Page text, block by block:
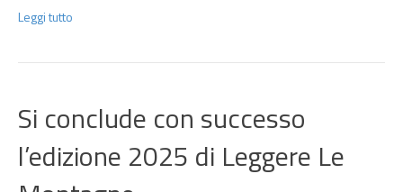
Leggi tutto
Si conclude con successo
l’edizione 2025 di Leggere Le